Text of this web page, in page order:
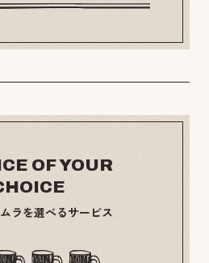
OF YOUR
ラを選べるサービス